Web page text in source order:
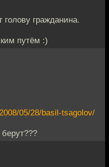
голову гражданина.
путём :)
05/28/basil-tsagolov/